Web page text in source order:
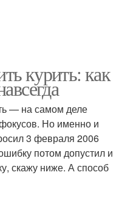
курить: как
— на самом деле
Но именно и
3 февраля 2006
потом допустил и
скажу ниже. А способ